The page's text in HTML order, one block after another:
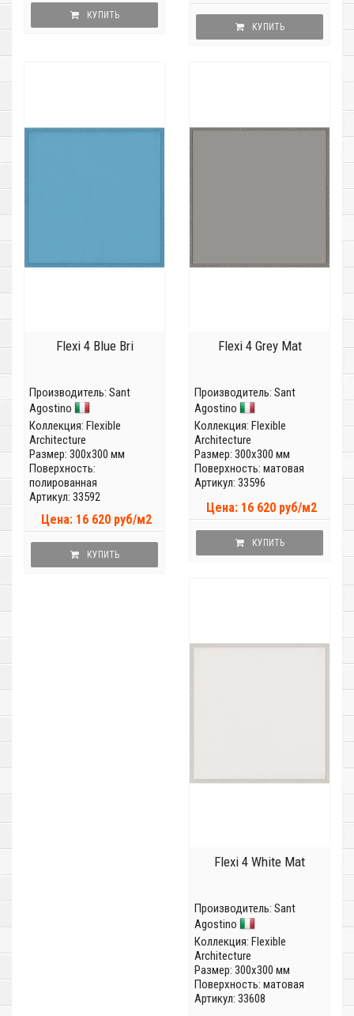
КУПИТЬ
КУПИТЬ
Flexi 4 Blue Bri
Производитель: Sant
Agostino
Коллекция: Flexible
Architecture
Размер: 300x300 мм
Поверхность:
полированная
Артикул: 33592
Цена: 16 620 руб/м2
КУПИТЬ
Flexi 4 Grey Mat
Производитель: Sant
Agostino
Коллекция: Flexible
Architecture
Размер: 300x300 мм
Поверхность: матовая
Артикул: 33596
Цена: 16 620 руб/м2
КУПИТЬ
Flexi 4 White Mat
Производитель: Sant
Agostino
Коллекция: Flexible
Architecture
Размер: 300x300 мм
Поверхность: матовая
Артикул: 33608